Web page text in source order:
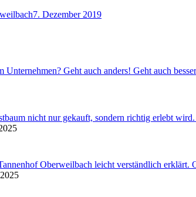
7. Dezember 2019
Unternehmen? Geht auch anders! Geht auch
nicht nur gekauft, sondern richtig erlebt
Oberweilbach leicht verständlich